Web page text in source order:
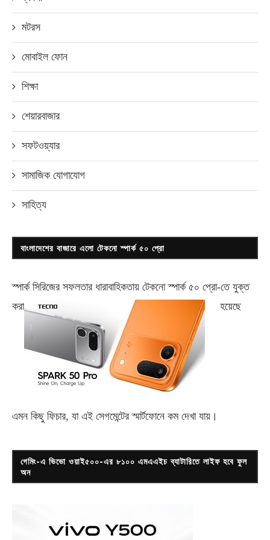
মটরস
মোবাইল ফোন
শিক্ষা
শেয়ারবাজার
সফটওয়্যার
সামাজিক যোগাযোগ
সাহিত্য
বাংলাদেশের বাজারে এলো টেকনো স্পার্ক ৫০ প্রো
স্পার্ক সিরিজের সফলতার ধারাবাহিকতায় টেকনোস্পার্ক ৫০ প্রো-তে যুক্ত
করা
হয়েছে
এমন কিছু ফিচার, যা এই সেগমেন্টের স্মার্টফোনে কম দেখা যায়।
গেমিং-এ ভিভো ওয়াই৫০০-এর ৮১০০ এমএএইচ ব্যাটারিতে লাইফ হবে ফুল
অন